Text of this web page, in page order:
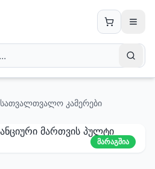
სათვალთვალო კამერები
მარაგშია